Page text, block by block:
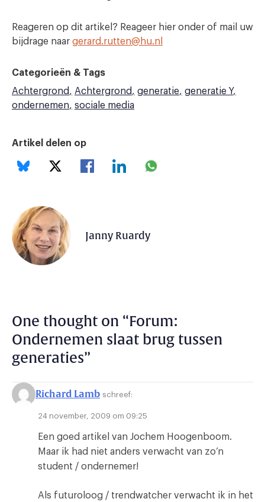
Reageren op dit artikel? Reageer hier onder of mail uw
bijdrage naar gerard.rutten@hu.nl
Categorieën & Tags
Achtergrond
Achtergrond generatie
generatie Y
ondernemen
sociale media
Artikel delen op
Janny Ruardy
One thought on “Forum:
Ondernemen slaat brug tussen
generaties”
Richard Lamb schreef:
24 november, 2009 om 09:25
Een goed artikel van Jochem Hoogenboom.
Maar ik had niet anders verwacht van zo’n
student / ondernemer!
Als futuroloog / trendwatcher verwacht ik in het